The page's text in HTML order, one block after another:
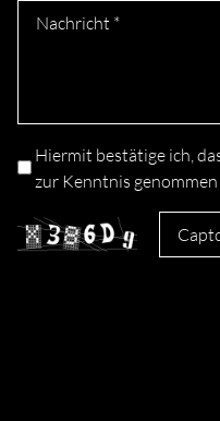
Hiermit bestätige ich,
zur Kenntnis genommen